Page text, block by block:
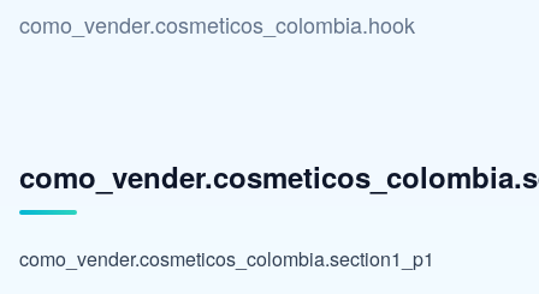
como_vender.cosmeticos_colombia.hook
como_vender.cosmeticos_colombia.section1_p1